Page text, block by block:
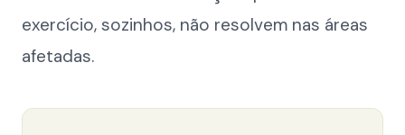
exercício, sozinhos, não resolvem nas áreas
afetadas.